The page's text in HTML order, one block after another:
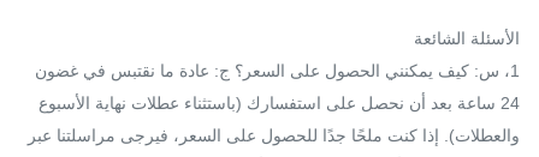
الأسئلة الشائعة
1، س: كيف يمكنني الحصول على السعر؟ ج: عادة ما نقتبس في غضون
24 ساعة بعد أن نحصل على استفسارك (باستثناء عطلات نهاية الأسبوع
والعطلات). إذا كنت ملحًا جدًا للحصول على السعر، فيرجى مراسلتنا عبر